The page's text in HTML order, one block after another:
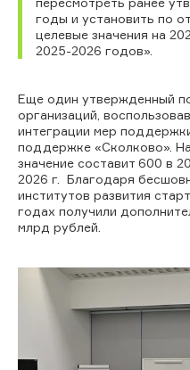
годы и установить по
целевые значения на
2025-2026 годов».
Еще один утвержденный
организаций,
интеграции мер
поддержке «Сколково».
значение составит 600 в
2026 г.
Благодаря
институтов развития
годах получили
млрд рублей.